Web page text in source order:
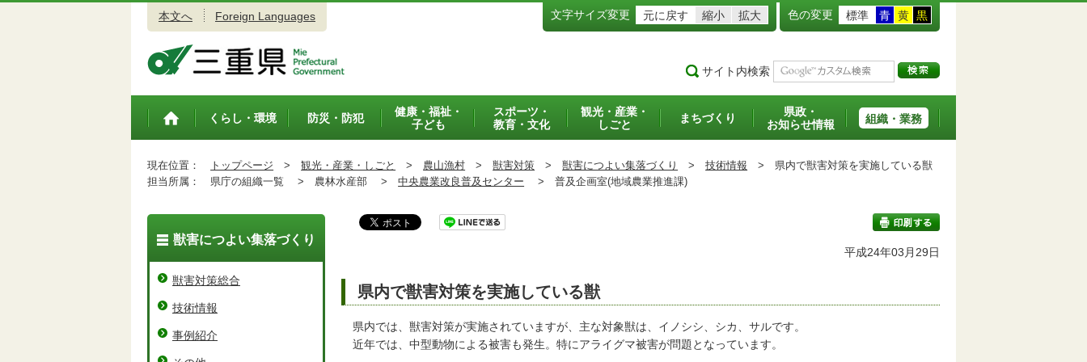
本文へ Foreign Languages 文字サイズ変更 元に戻す 縮小 拡大 色の変更 標準 青 黄 黒
サイト内検索
トップペ
くらし・環境 防災・防犯
健康・福祉・
子ども
スポーツ・
教育・文化
観光・産業・
しごと
まちづくり
県政・
お知らせ情報
組織・業務
現在位置： トップページ > 観光・産業・しごと > 農山漁村 > 獣害対策 > 獣害につよい集落づくり > 技術情報 > 県内で獣害対策を実施している獣
担当所属：
県庁の組織一覧 > 農林水産部 > 中央農業改良普及センター > 普及企画室(地域農業推進課)
平成24年03月29日
県内で獣害対策を実施している獣
県内では、獣害対策が実施されていますが、主な対象獣は、イノシシ、シカ、サルです。
近年では、中型動物による被害も発生。特にアライグマ被害が問題となっています。
獣害につよい集落づくり
獣害対策総合
技術情報
事例紹介